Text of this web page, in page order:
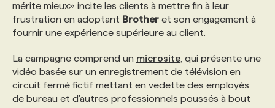
NOS AUTEUR‧RICES
POURQUOI CHOISIR NOS FORMATIONS
NOS TARIFS
FAQ
ANNONCEZ AVEC NOUS
mérite mieux» incite les clients à mettre fin à leur
frustration en adoptant Brother et son engagement à
fournir une expérience supérieure au client.
La campagne comprend un microsite , qui présente une
vidéo basée sur un enregistrement de télévision en
circuit fermé fictif mettant en vedette des employés
de bureau et d'autres professionnels poussés à bout